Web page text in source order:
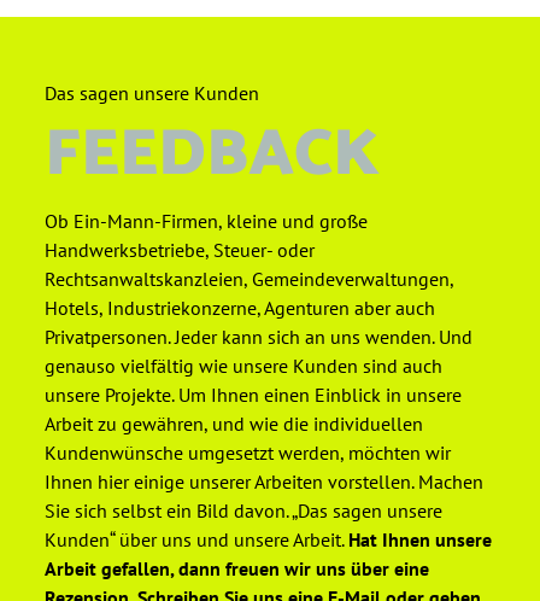
Das sagen unsere Kunden
FEEDBACK
Ob Ein-Mann-Firmen, kleine und große
Handwerksbetriebe, Steuer- oder
Rechtsanwaltskanzleien, Gemeindeverwaltungen,
Hotels, Industriekonzerne, Agenturen aber auch
Privatpersonen. Jeder kann sich an uns wenden. Und
genauso vielfältig wie unsere Kunden sind auch
unsere Projekte. Um Ihnen einen Einblick in unsere
Arbeit zu gewähren, und wie die individuellen
Kundenwünsche umgesetzt werden, möchten wir
Ihnen hier einige unserer Arbeiten vorstellen. Machen
Sie sich selbst ein Bild davon. „Das sagen unsere
Kunden“ über uns und unsere Arbeit. Hat Ihnen unsere
Arbeit gefallen, dann freuen wir uns über eine